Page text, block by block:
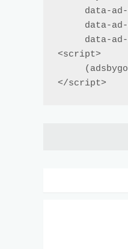
<script>
</script>